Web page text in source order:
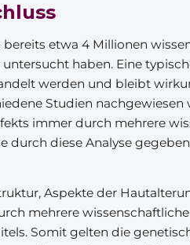
etwa 4 Millionen
haben. Eine
werden und bleibt
Studien
immer durch mehrere
durch diese Analyse
Aspekte der
mehrere
Somit gelten die